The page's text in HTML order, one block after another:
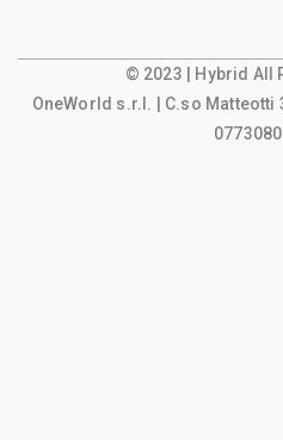
© 2023 | Hybrid All
OneWorld s.r.l.
| C.so Matteotti